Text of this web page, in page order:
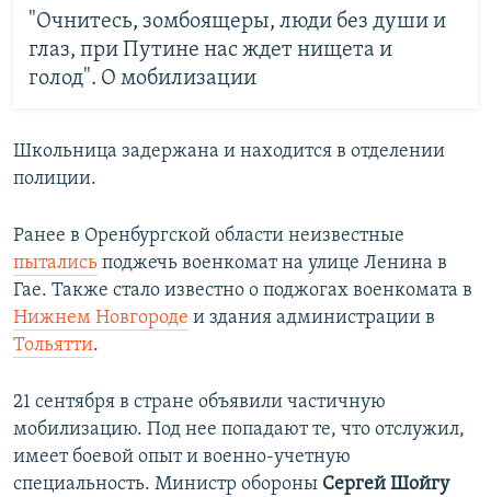
"Очнитесь, зомбоящеры, люди без души и
глаз, при Путине нас ждет нищета и
голод". О мобилизации
Школьница задержана и находится в отделении
полиции.
Ранее в Оренбургской области неизвестные
пытались поджечь военкомат на улице Ленина в
Гае. Также стало известно о поджогах военкомата в
Нижнем Новгороде и здания администрации в
Тольятти.
21 сентября в стране объявили частичную
мобилизацию. Под нее попадают те, что отслужил,
имеет боевой опыт и военно-учетную
специальность. Министр обороны Сергей Шойгу